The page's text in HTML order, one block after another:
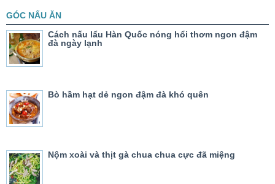
GÓC NẤU ĂN
Cách nấu lẩu Hàn Quốc nóng hổi thơm ngon đậm
đà ngày lạnh
Bò hầm hạt dẻ ngon đậm đà khó quên
Nộm xoài và thịt gà chua chua cực đã miệng